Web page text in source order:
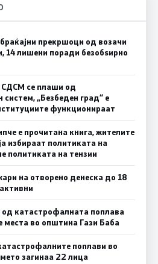
прекршоци од возачи
14 лишени поради безобѕирно
СДСМ се плаши од
„Безбеден град“ е
функционираат
е прочитана книга, жителите
избираат политиката на
политиката на тензии
на отворено денеска до 18
од катастрофалната поплава
места во општина Гази Баба
поплави во
загинаа 22 лица